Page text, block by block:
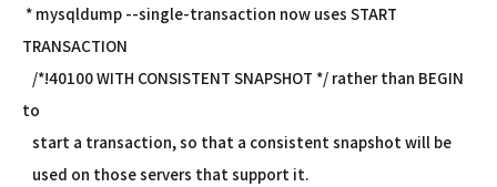
* mysqldump --single-transaction now uses START
TRANSACTION
/*!40100 WITH CONSISTENT SNAPSHOT */ rather than BEGIN
to
start a transaction, so that a consistent snapshot will be
used on those servers that support it.